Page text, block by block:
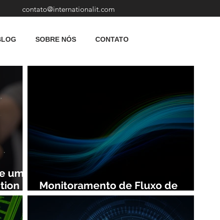
contato@internationalit.com
SOBRE NÓS CONTATO
uma
Monitoramento de Fluxo de
Rede: Vantagens e Benefícios